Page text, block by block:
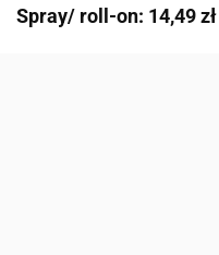
Spray/ roll-on: 14,49 zł